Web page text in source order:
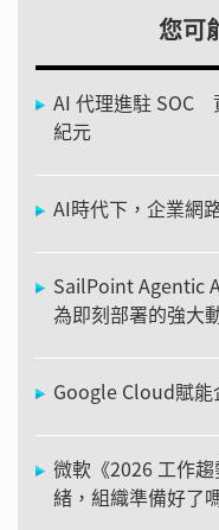
您可
AI 代理進駐 SOC
紀元
AI時代下，企業網
SailPoint Agentic
為即刻部署的強大
Google Cloud賦能
微軟《2026 工作
緒，組織準備好了